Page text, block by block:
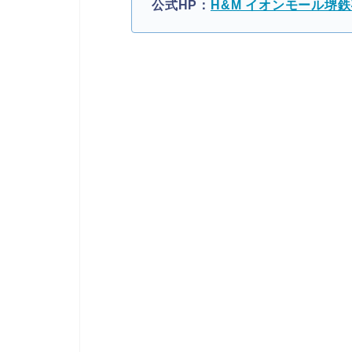
公式HP： H&M イオンモール堺